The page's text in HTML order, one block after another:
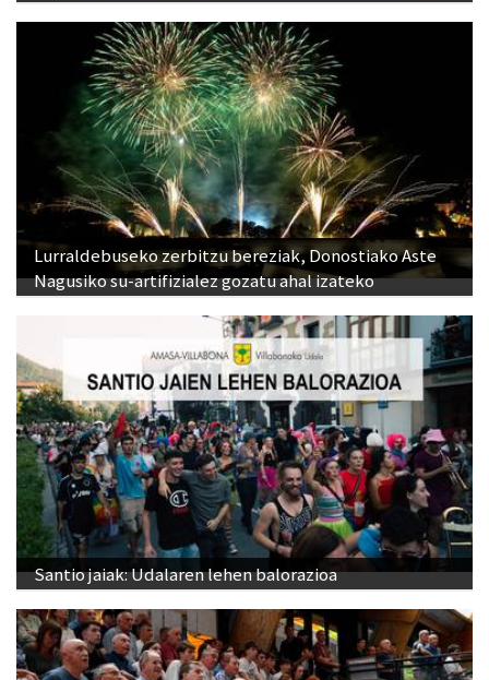
Lurraldebuseko zerbitzu bereziak, Donostiako Aste
Nagusiko su-artifizialez gozatu ahal izateko
Santio jaiak: Udalaren lehen balorazioa